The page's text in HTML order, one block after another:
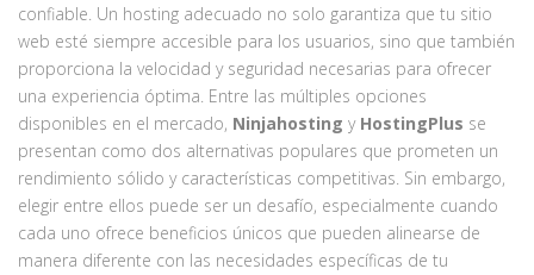
confiable. Un hosting adecuado no solo garantiza que tu sitio
web esté siempre accesible para los usuarios, sino que también
proporciona la velocidad y seguridad necesarias para ofrecer
una experiencia óptima. Entre las múltiples opciones
disponibles en el mercado, Ninjahosting y HostingPlus se
presentan como dos alternativas populares que prometen un
rendimiento sólido y características competitivas. Sin embargo,
elegir entre ellos puede ser un desafío, especialmente cuando
cada uno ofrece beneficios únicos que pueden alinearse de
manera diferente con las necesidades específicas de tu